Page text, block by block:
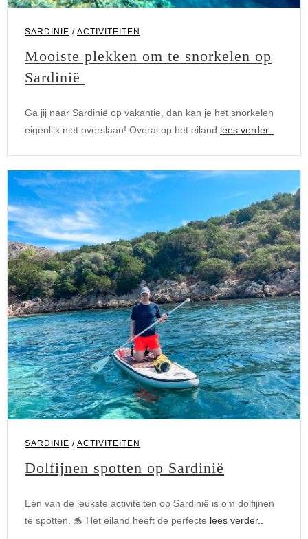
SARDINIË / ACTIVITEITEN
Mooiste plekken om te snorkelen op
Sardinië
Ga jij naar Sardinië op vakantie, dan kan je het snorkelen
eigenlijk niet overslaan! Overal op het eiland lees verder..
SARDINIË / ACTIVITEITEN
Dolfijnen spotten op Sardinië
Eén van de leukste activiteiten op Sardinië is om dolfijnen
te spotten. 🐬 Het eiland heeft de perfecte lees verder..